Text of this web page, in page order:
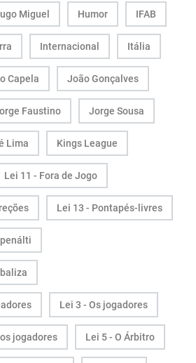
Miguel Humor IFAB
Internacional Itália
Capela João Gonçalves
Faustino Jorge Sousa
Lima Kings League
Lei 11 - Fora de Jogo
Lei 13 - Pontapés-livres
Lei 3 - Os jogadores
jogadores Lei 5 - O Árbitro